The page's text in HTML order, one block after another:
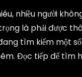
, nhiều người
là phải được
tìm kiếm một
Đọc tiếp để tìm